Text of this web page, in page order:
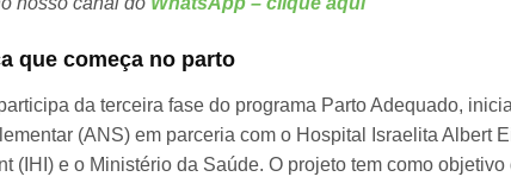
que começa no parto
da terceira fase do programa Parto Adequado,
(ANS) em parceria com o Hospital Israelita Albert
(IHI) e o Ministério da Saúde. O projeto tem como